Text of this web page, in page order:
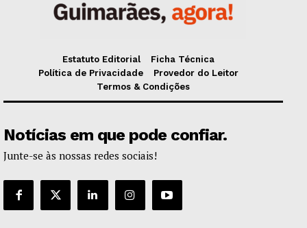
Estatuto Editorial
Ficha Técnica
Política de Privacidade
Provedor do Leitor
Termos & Condições
Notícias em que pode confiar.
Junte-se às nossas redes sociais!